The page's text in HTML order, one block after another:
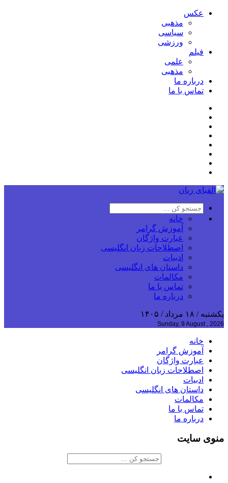
عکس
مذهبی
سیاسی
ورزشی
فیلم
علمی
مذهبی
درباره ما
تماس با ما
خانه
آموزش گرامر
عبارت واژگان
اصطلاحات زبان انگلیسی
ادبیات
داستان های انگلیسی
مکالمات
تماس با ما
درباره ما
یکشنبه / ۱۸ مرداد / ۱۴۰۵
Sunday, 9 August , 2026
خانه
آموزش گرامر
عبارت واژگان
اصطلاحات زبان انگلیسی
ادبیات
داستان های انگلیسی
مکالمات
تماس با ما
درباره ما
منوی سایت